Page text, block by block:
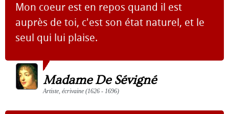
Mon coeur est en repos quand il est
auprès de toi, c'est son état naturel, et le
seul qui lui plaise.
Madame De Sévigné
Artiste, écrivaine (1626 - 1696)